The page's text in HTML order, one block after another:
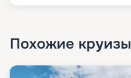
Похожие круизы